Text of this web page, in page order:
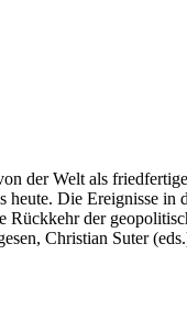
der Welt als
Die Ereignisse
der
Christian Suter